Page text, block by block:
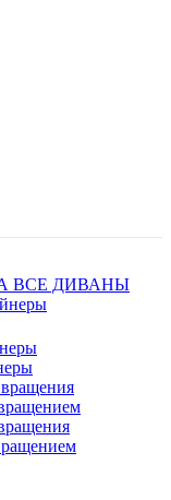
ВСЕ ДИВАНЫ
вращения